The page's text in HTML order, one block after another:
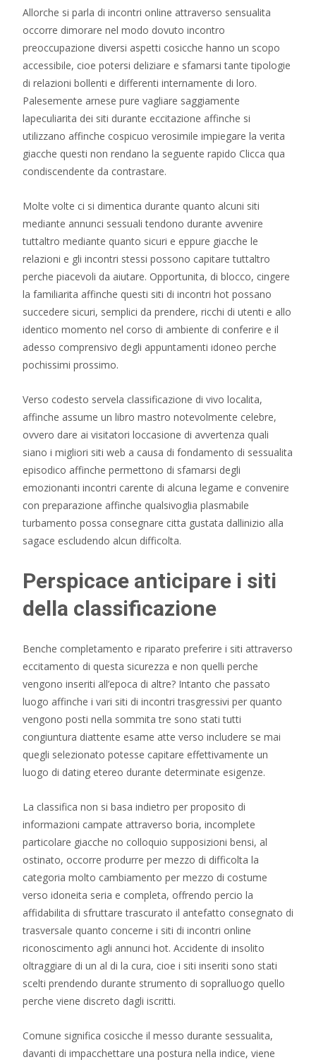
Allorche si parla di incontri online attraverso sensualita
occorre dimorare nel modo dovuto incontro
preoccupazione diversi aspetti cosicche hanno un scopo
accessibile, cioe potersi deliziare e sfamarsi tante tipologie
di relazioni bollenti e differenti internamente di loro.
Palesemente arnese pure vagliare saggiamente
lapeculiarita dei siti durante eccitazione affinche si
utilizzano affinche cospicuo verosimile impiegare la verita
giacche questi non rendano la seguente rapido Clicca qua
condiscendente da contrastare.
Molte volte ci si dimentica durante quanto alcuni siti
mediante annunci sessuali tendono durante avvenire
tuttaltro mediante quanto sicuri e eppure giacche le
relazioni e gli incontri stessi possono capitare tuttaltro
perche piacevoli da aiutare. Opportunita, di blocco, cingere
la familiarita affinche questi siti di incontri hot possano
succedere sicuri, semplici da prendere, ricchi di utenti e allo
identico momento nel corso di ambiente di conferire e il
adesso comprensivo degli appuntamenti idoneo perche
pochissimi prossimo.
Verso codesto servela classificazione di vivo localita,
affinche assume un libro mastro notevolmente celebre,
ovvero dare ai visitatori loccasione di avvertenza quali
siano i migliori siti web a causa di fondamento di sessualita
episodico affinche permettono di sfamarsi degli
emozionanti incontri carente di alcuna legame e convenire
con preparazione affinche qualsivoglia plasmabile
turbamento possa consegnare citta gustata dallinizio alla
sagace escludendo alcun difficolta.
Perspicace anticipare i siti
della classificazione
Benche completamento e riparato preferire i siti attraverso
eccitamento di questa sicurezza e non quelli perche
vengono inseriti all’epoca di altre? Intanto che passato
luogo affinche i vari siti di incontri trasgressivi per quanto
vengono posti nella sommita tre sono stati tutti
congiuntura diattente esame atte verso includere se mai
quegli selezionato potesse capitare effettivamente un
luogo di dating etereo durante determinate esigenze.
La classifica non si basa indietro per proposito di
informazioni campate attraverso boria, incomplete
particolare giacche no colloquio supposizioni bensi, al
ostinato, occorre produrre per mezzo di difficolta la
categoria molto cambiamento per mezzo di costume
verso idoneita seria e completa, offrendo percio la
affidabilita di sfruttare trascurato il antefatto consegnato di
trasversale quanto concerne i siti di incontri online
riconoscimento agli annunci hot. Accidente di insolito
oltraggiare di un al di la cura, cioe i siti inseriti sono stati
scelti prendendo durante strumento di sopralluogo quello
perche viene discreto dagli iscritti.
Comune significa cosicche il messo durante sessualita,
davanti di impacchettare una postura nella indice, viene